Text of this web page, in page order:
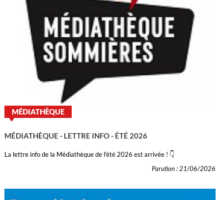
MÉDIATHÈQUE
MÉDIATHÈQUE - LETTRE INFO - ÉTÉ 2026
La lettre info de la Médiathèque de l'été 2026 est arrivée ! 👇
Parution : 21/06/2026